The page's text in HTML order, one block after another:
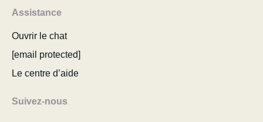
Assistance
Ouvrir le chat
[email protected]
Le centre d’aide
Suivez-nous